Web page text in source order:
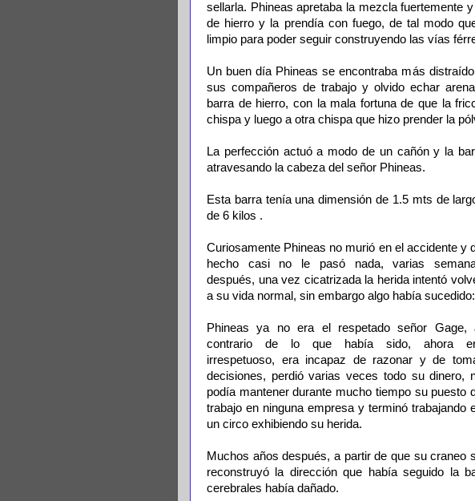
sellarla. Phineas apretaba la mezcla fuertemente
de hierro y la prendía con fuego, de tal modo
limpio para poder seguir construyendo las vías
Un buen día Phineas se encontraba más
sus compañeros de trabajo y olvido echar
barra de hierro, con la mala fortuna de que la
chispa y luego a otra chispa que hizo prender la
La perfección actuó a modo de un cañón y la
atravesando la cabeza del señor Phineas.
Esta barra tenía una dimensión de 1.5 mts de
de 6 kilos .
Curiosamente Phineas no murió en el accidente y
hecho casi no le pasó nada, varias
después, una vez cicatrizada la herida intentó
a su vida normal, sin embargo algo había sucedido:
Phineas ya no era el respetado señor Gage,
contrario de lo que había sido, ahora
irrespetuoso, era incapaz de razonar y de
decisiones, perdió varias veces todo su dinero,
podía mantener durante mucho tiempo su puesto
trabajo en ninguna empresa y terminó trabajando
un circo exhibiendo su herida.
Muchos años después, a partir de que su craneo
reconstruyó la dirección que había seguido la
cerebrales había dañado.